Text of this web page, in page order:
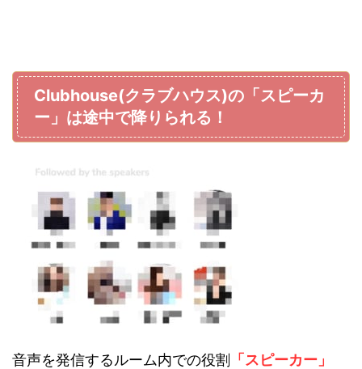
Clubhouse(クラブハウス)の「スピーカ
ー」は途中で降りられる！
音声を発信するルーム内での役割 「スピーカー」